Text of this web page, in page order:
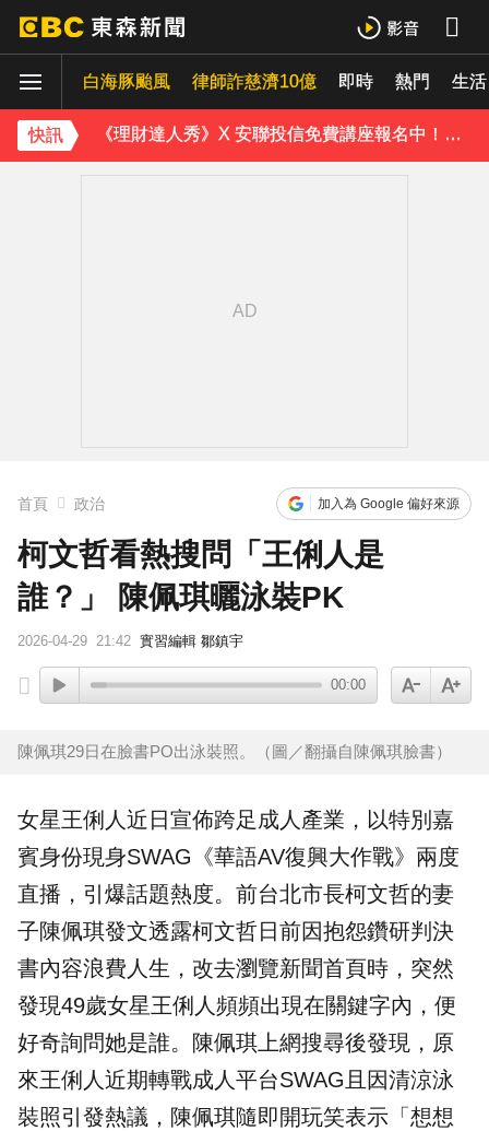
白海豚颱風 律師詐慈濟10億 即時 熱門 生活
快訊
下載東森App，隨時掌握天下大小事！
國家警報響別慌張！今14:30發送預告「網路降速」演習
《理財達人秀》X 安聯投信免費講座報名中！搶先卡位 2027
首頁 政治 加入為 Google 偏好來源
柯文哲看熱搜問「王俐人是
誰？」 陳佩琪曬泳裝PK
2026-04-29 21:42 實習編輯 鄒鎮宇
00:00
陳佩琪29日在臉書PO出泳裝照。（圖／翻攝自陳佩琪臉書）
女星王俐人近日宣佈跨足成人產業，以特別嘉
賓身份現身SWAG《華語AV復興大作戰》兩度
直播，引爆話題熱度。前台北市長柯文哲的妻
子陳佩琪發文透露柯文哲日前因抱怨鑽研判決
書內容浪費人生，改去瀏覽新聞首頁時，突然
發現49歲女星王俐人頻頻出現在關鍵字內，便
好奇詢問她是誰。陳佩琪上網搜尋後發現，原
來王俐人近期轉戰成人平台SWAG且因清涼泳
裝照引發熱議，陳佩琪隨即開玩笑表示「想想